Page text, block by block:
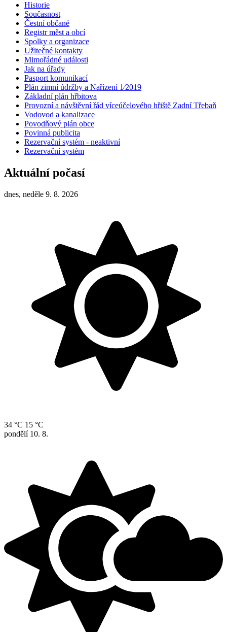
Historie
Současnost
Čestní občané
Registr měst a obcí
Spolky a organizace
Užitečné kontakty
Mimořádné události
Jak na úřady
Pasport komunikací
Plán zimní údržby a Nařízení 1⁄2019
Základní plán hřbitova
Provozní a návštěvní řád víceúčelového hřiště Zadní Třebaň
Vodovod a kanalizace
Povodňový plán obce
Povinná publicita
Rezervační systém - neaktivní
Rezervační systém
Aktuální počasí
dnes, neděle 9. 8. 2026
34 °C 15 °C
pondělí 10. 8.